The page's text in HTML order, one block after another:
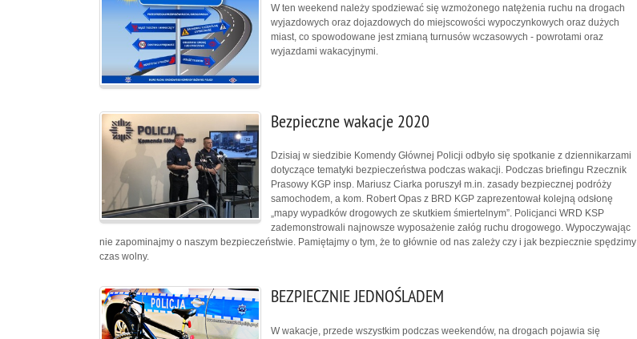
W ten weekend należy spodziewać się wzmożonego natężenia ruchu na drogach
wyjazdowych oraz dojazdowych do miejscowości wypoczynkowych oraz dużych
miast, co spowodowane jest zmianą turnusów wczasowych - powrotami oraz
wyjazdami wakacyjnymi.
Bezpieczne wakacje 2020
Dzisiaj w siedzibie Komendy Głównej Policji odbyło się spotkanie z dziennikarzami
dotyczące tematyki bezpieczeństwa podczas wakacji. Podczas briefingu Rzecznik
Prasowy KGP insp. Mariusz Ciarka poruszył m.in. zasady bezpiecznej podróży
samochodem, a kom. Robert Opas z BRD KGP zaprezentował kolejną odsłonę
„mapy wypadków drogowych ze skutkiem śmiertelnym”. Policjanci WRD KSP
zademonstrowali najnowsze wyposażenie załóg ruchu drogowego. Wypoczywając
nie zapominajmy o naszym bezpieczeństwie. Pamiętajmy o tym, że to głównie od nas zależy czy i jak bezpiecznie spędzimy
czas wolny.
BEZPIECZNIE JEDNOŚLADEM
W wakacje, przede wszystkim podczas weekendów, na drogach pojawia się